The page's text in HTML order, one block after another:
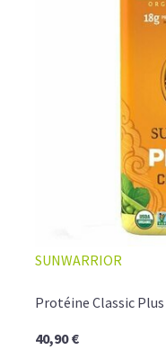
PERFORMANCE
une boisson veloutée
SUNWARRIOR
Protéine Classic
40,90 €